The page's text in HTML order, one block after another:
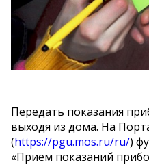
Передать показания
выходя из дома. На
(https://pgu.mos.ru/ru/)
«Прием показаний